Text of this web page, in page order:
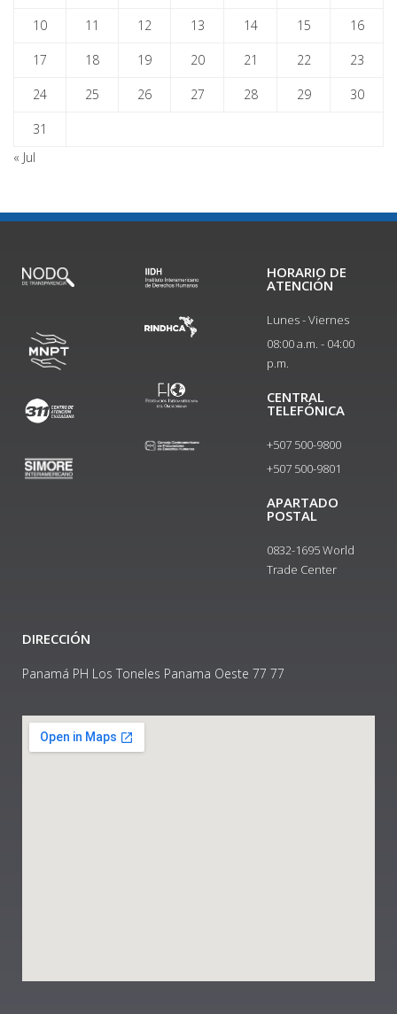
10 11 12 13 14 15 16
17 18 19 20 21 22 23
24 25 26 27 28 29 30
31
« Jul
HORARIO DE
ATENCIÓN
Lunes - Viernes
08:00 a.m. - 04:00
p.m.
CENTRAL
TELEFÓNICA
+507 500-9800
+507 500-9801​
APARTADO
POSTAL
0832-1695 World
Trade Center
DIRECCIÓN
Panamá PH Los Toneles Panama Oeste 77 77